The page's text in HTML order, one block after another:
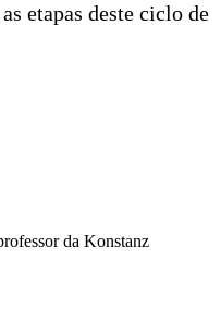
etapas deste ciclo de
da Konstanz